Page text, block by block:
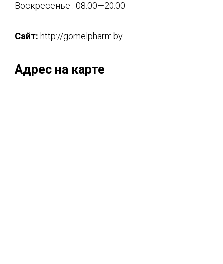
Воскресенье : 08:00—20:00
Сайт: http://gomelpharm.by
Адрес на карте